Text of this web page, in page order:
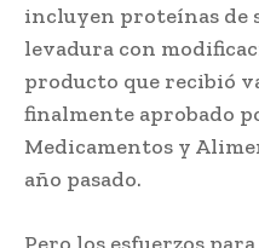
incluyen proteínas de
levadura con
producto que recibió
finalmente aprobado
Medicamentos y
año pasado.